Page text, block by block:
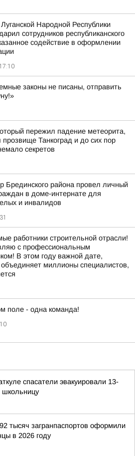
Народной Республики
сотрудников республиканского
содействие в оформлении
17:10
законы не писаны, отправить
пережил падение метеорита,
прозвище Танкоград и до сих пор
секретов
Брединского района провел личный
в доме-интернате для
и инвалидов
работники строительной отрасли!
с профессиональным
В этом году важной дате,
объединяет миллионы специалистов,
поле - одна команда!
спасатели эвакуировали 13-
тысяч загранпаспортов оформили
в 2026 году